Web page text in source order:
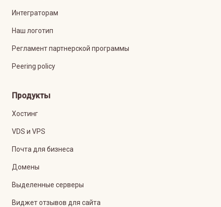
Интеграторам
Наш логотип
Регламент партнерской программы
Peering policy
Продукты
Хостинг
VDS и VPS
Почта для бизнеса
Домены
Выделенные серверы
Виджет отзывов для сайта